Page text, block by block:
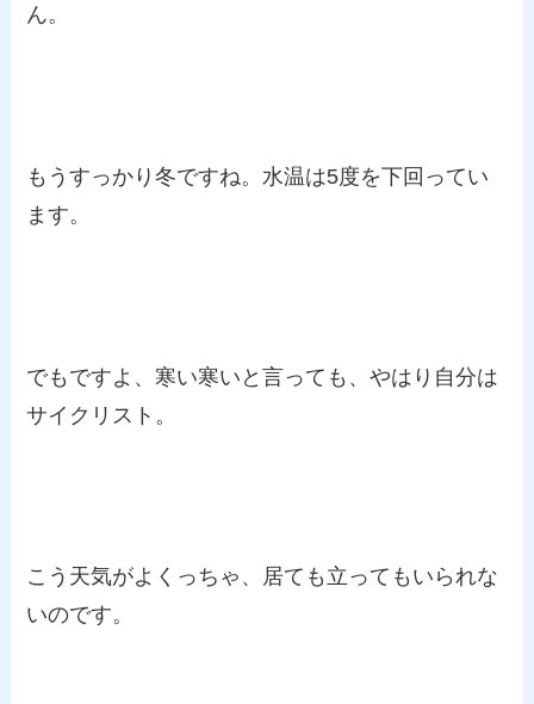
ん。
もうすっかり冬ですね。水温は5度を下回ってい
ます。
でもですよ、寒い寒いと言っても、やはり自分は
サイクリスト。
こう天気がよくっちゃ、居ても立ってもいられな
いのです。